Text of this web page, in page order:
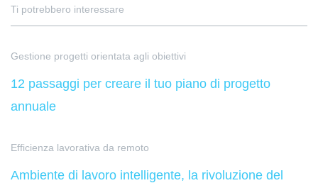
Ti potrebbero interessare
Gestione progetti orientata agli obiettivi
12 passaggi per creare il tuo piano di progetto
annuale
Efficienza lavorativa da remoto
Ambiente di lavoro intelligente, la rivoluzione del